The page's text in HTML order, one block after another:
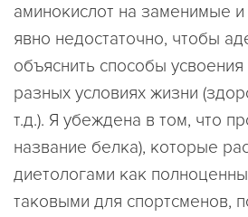
аминокислот на заменимые
явно недостаточно, чтобы
объяснить способы
разных условиях жизни
т.д.). Я убеждена в том, что
название белка), которые
диетологами как
таковыми для спортсменов,